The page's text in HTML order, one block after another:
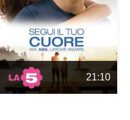
21:10